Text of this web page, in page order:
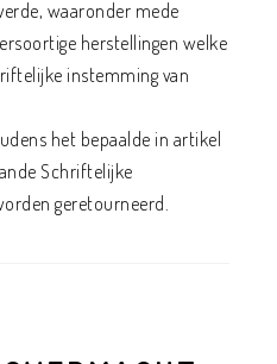
waaronder mede
herstellingen welke
instemming van
het bepaalde in artikel
Schriftelijke
geretourneerd.